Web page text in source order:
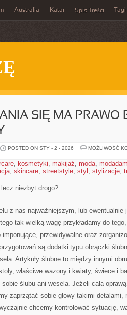
Australia Katar Spis Treści Tagi
SIĘ MA PRAWO
POSTED ON STY - 2 - 2026
MOŻLIWOŚĆ
, kosmetyki, makijaż, moda,
, skincare, streetstyle, styl , stylizacje,
niezbyt drogo?
z nas najważniejszym, lub
tak wielką wagę przykładamy do
imponujące, przewidywalne oraz
są dodatki typu obrączki
Artykuły ślubne to między innymi
właściwe wazony i kwiaty, świece i
ślubu ani wesela. Jeżeli całą
zaprzątać sobie głowy takimi detalami,
chcemy kontrolować sytuację,